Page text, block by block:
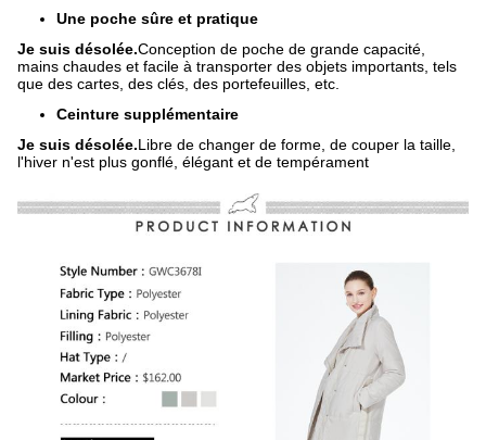
Une poche sûre et pratique
Je suis désolée.Conception de poche de grande capacité,
mains chaudes et facile à transporter des objets importants, tels
que des cartes, des clés, des portefeuilles, etc.
Ceinture supplémentaire
Je suis désolée.Libre de changer de forme, de couper la taille,
l'hiver n'est plus gonflé, élégant et de tempérament